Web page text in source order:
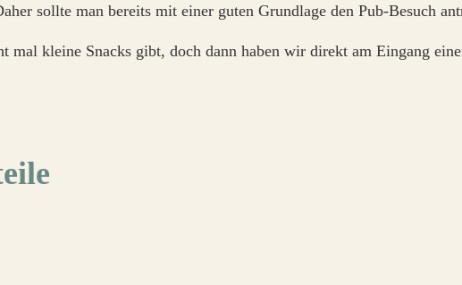
sollte man bereits mit einer guten Grundlage den Pub-Besuch
mal kleine Snacks gibt, doch dann haben wir direkt am Eingang